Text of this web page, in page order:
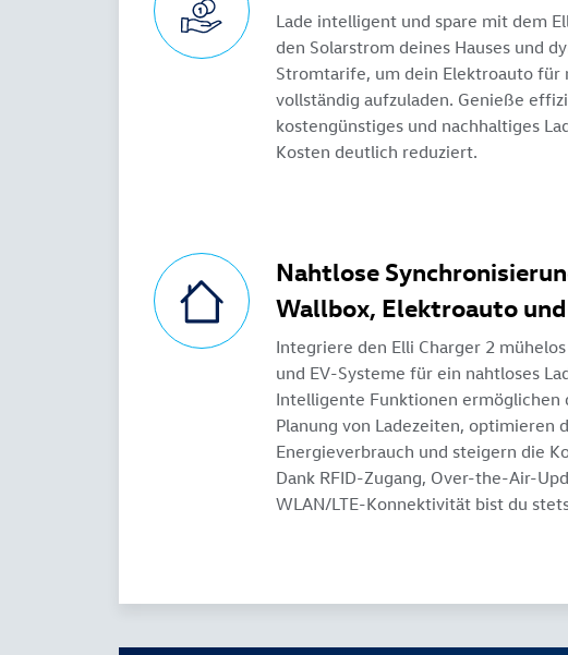
Lade intelligent und spare mit dem
den Solarstrom deines Hauses und
Stromtarife, um dein Elektroauto für
vollständig aufzuladen. Genieße
kostengünstiges und nachhaltiges
Kosten deutlich reduziert.
Nahtlose
Wallbox, Elektroauto
Integriere den Elli Charger 2
und EV-Systeme für ein nahtloses
Intelligente Funktionen ermöglichen
Planung von Ladezeiten, optimieren
Energieverbrauch und steigern die
Dank RFID-Zugang, Over-the-Air-
WLAN/LTE-Konnektivität bist du